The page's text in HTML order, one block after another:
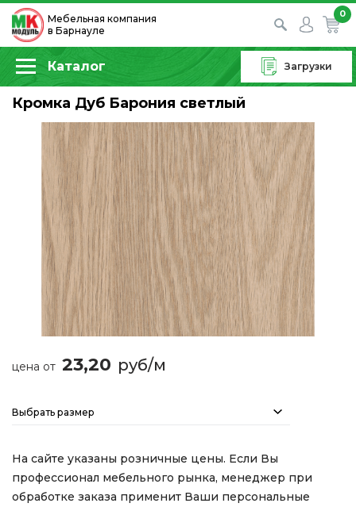
Мебельная компания
в Барнауле
0
Каталог Загрузки
Кромка Дуб Барония светлый
цена от 23,20 руб/м
Выбрать размер
На сайте указаны розничные цены. Если Вы
профессионал мебельного рынка, менеджер при
обработке заказа применит Ваши персональные